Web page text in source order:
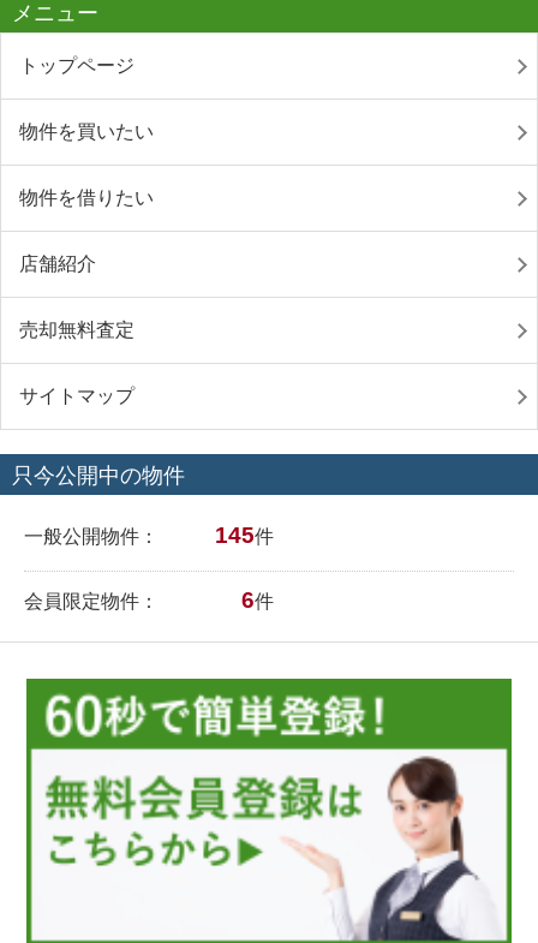
メニュー
トップページ
物件を買いたい
物件を借りたい
店舗紹介
売却無料査定
サイトマップ
只今公開中の物件
一般公開物件： 145件
会員限定物件： 6件